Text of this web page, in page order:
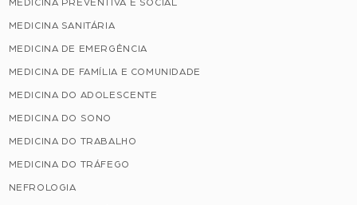
MEDICINA PREVENTIVA E SOCIAL
MEDICINA SANITÁRIA
MEDICINA DE EMERGÊNCIA
MEDICINA DE FAMÍLIA E COMUNIDADE
MEDICINA DO ADOLESCENTE
MEDICINA DO SONO
MEDICINA DO TRABALHO
MEDICINA DO TRÁFEGO
NEFROLOGIA